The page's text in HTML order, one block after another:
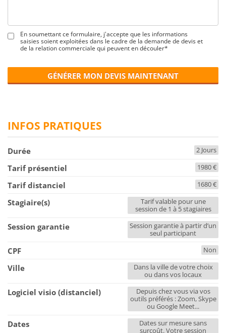
En soumettant ce formulaire, j'accepte que les informations
saisies soient exploitées dans le cadre de la demande de devis et
de la relation commerciale qui peuvent en découler*
GÉNÉRER MON DEVIS MAINTENANT
INFOS PRATIQUES
Durée 2 Jours
Tarif présentiel 1980 €
Tarif distanciel 1680 €
Stagiaire(s)
Tarif valable pour une
session de 1 à 5 stagiaires
Session garantie
Session garantie à partir d’un
seul participant
CPF Non
Ville
Dans la ville de votre choix
ou dans vos locaux
Logiciel visio (distanciel)
Depuis chez vous via vos
outils préférés : Zoom, Skype
ou Google Meet...
Dates
Dates sur mesure sans
surcoût. Votre session